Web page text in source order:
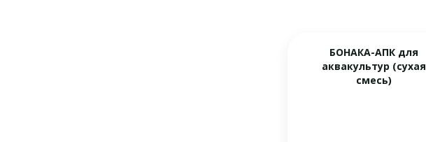
БОНАКА-АПК для
аквакультур (сухая
смесь)